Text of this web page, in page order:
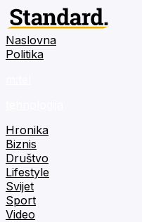
Naslovna
Politika
Hronika
Biznis
Društvo
Lifestyle
Svijet
Sport
Video